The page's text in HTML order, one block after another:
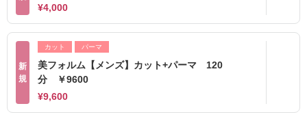
¥4,000
新
規
カット パーマ
美フォルム【メンズ】カット+パーマ 120
分 ￥9600
¥9,600